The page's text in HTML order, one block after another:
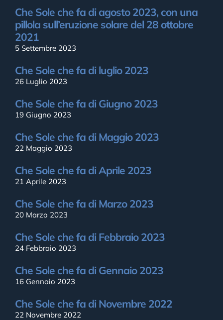
Che Sole che fa di agosto 2023, con una
pillola sull’eruzione solare del 28 ottobre
2021
5 Settembre 2023
Che Sole che fa di luglio 2023
26 Luglio 2023
Che Sole che fa di Giugno 2023
19 Giugno 2023
Che Sole che fa di Maggio 2023
22 Maggio 2023
Che Sole che fa di Aprile 2023
21 Aprile 2023
Che Sole che fa di Marzo 2023
20 Marzo 2023
Che Sole che fa di Febbraio 2023
24 Febbraio 2023
Che Sole che fa di Gennaio 2023
16 Gennaio 2023
Che Sole che fa di Novembre 2022
22 Novembre 2022